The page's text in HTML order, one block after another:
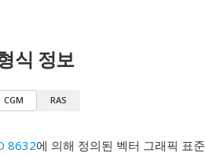
식 정보
CGM RAS
8632에 의해 정의된 벡터 그래픽 표